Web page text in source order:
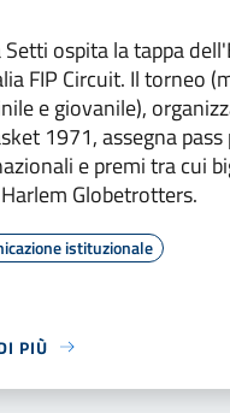
Setti ospita la tappa
FIP Circuit. Il torneo
e giovanile),
1971, assegna pass
e premi tra cui
Globetrotters.
istituzionale
PIÙ